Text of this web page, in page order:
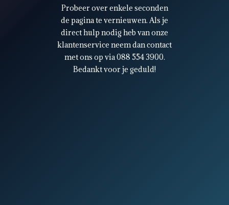
Probeer over enkele seconden
de pagina te vernieuwen. Als je
direct hulp nodig heb van onze
klantenservice neem dan contact
met ons op via 088 554 3900.
Bedankt voor je geduld!